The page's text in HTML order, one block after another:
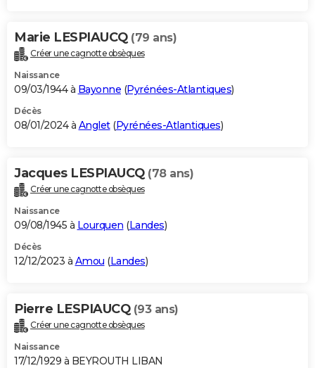
Marie LESPIAUCQ (79 ans)
Créer une cagnotte obsèques
Naissance
09/03/1944 à Bayonne (Pyrénées-Atlantiques)
Décès
08/01/2024 à Anglet(Pyrénées-Atlantiques)
Jacques LESPIAUCQ (78 ans)
Créer une cagnotte obsèques
Naissance
09/08/1945 à Lourquen (Landes)
Décès
12/12/2023 à Amou (Landes)
Pierre LESPIAUCQ (93 ans)
Créer une cagnotte obsèques
Naissance
17/12/1929 à BEYROUTH LIBAN